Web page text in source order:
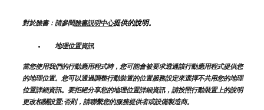
對於臉書：請參閱臉書説明中心提供的說明。
地理位置資訊
當您使用我們的行動應用程式時，您可能會被要求透過該行動應用程式提供您
的地理位置。您可以通過調整行動裝置的位置服務設定來選擇不共用您的地理
位置詳細資訊。要拒絕分享您的地理位置詳細資訊，請按照行動裝置上的說明
更改相關設置;否則，請聯繫您的服務提供者或設備製造商。